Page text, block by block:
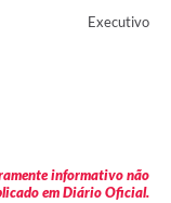
Executivo
informativo não
em Diário Oficial.